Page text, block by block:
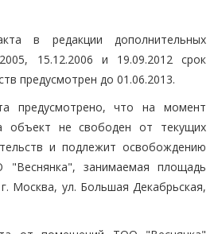
в редакции дополнительных
15.12.2006 и 19.09.2012 срок
предусмотрен до 01.06.2013.
предусмотрено, что на момент
объект не свободен от текущих
и подлежит освобождению
"Веснянка", занимаемая площадь
Москва, ул. Большая Декабрьская,